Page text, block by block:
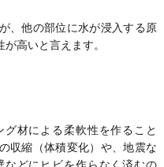
、他の部位に水が浸入する原
高いと言えます。
材による柔軟性を作ること
収縮（体積変化）や、地震な